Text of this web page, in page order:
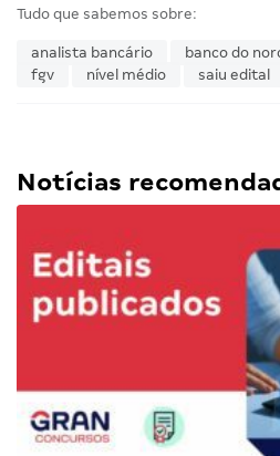
Tudo que sabemos sobre:
analista bancário banco do
fgv
nível médio saiu edital
Notícias